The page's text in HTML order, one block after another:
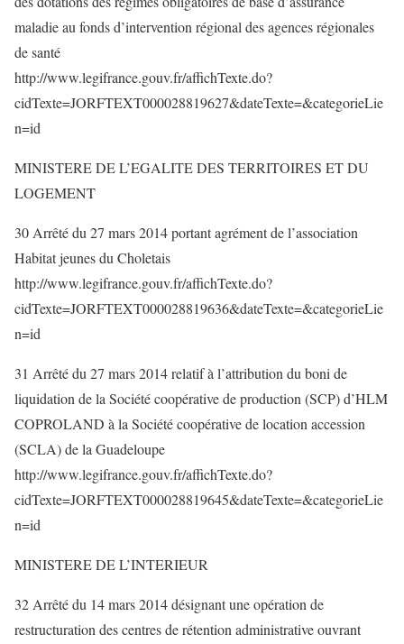
maladie au fonds d’intervention régional des agences régionales
de santé
http://www.legifrance.gouv.fr/affichTexte.do?
cidTexte=JORFTEXT000028819627&dateTexte=&categorieLie
n=id
MINISTERE DE L’EGALITE DES TERRITOIRES ET DU
LOGEMENT
30 Arrêté du 27 mars 2014 portant agrément de l’association
Habitat jeunes du Choletais
http://www.legifrance.gouv.fr/affichTexte.do?
cidTexte=JORFTEXT000028819636&dateTexte=&categorieLie
n=id
31 Arrêté du 27 mars 2014 relatif à l’attribution du boni de
liquidation de la Société coopérative de production (SCP) d’HLM
COPROLAND à la Société coopérative de location accession
(SCLA) de la Guadeloupe
http://www.legifrance.gouv.fr/affichTexte.do?
cidTexte=JORFTEXT000028819645&dateTexte=&categorieLie
n=id
MINISTERE DE L’INTERIEUR
32 Arrêté du 14 mars 2014 désignant une opération de
restructuration des centres de rétention administrative ouvrant